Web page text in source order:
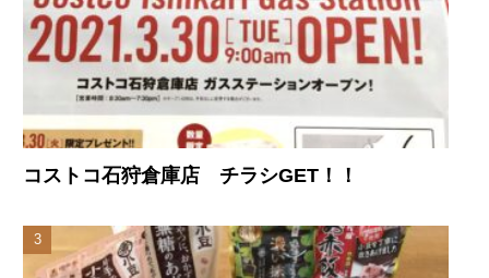
コストコ石狩倉庫店 チラシGET！！